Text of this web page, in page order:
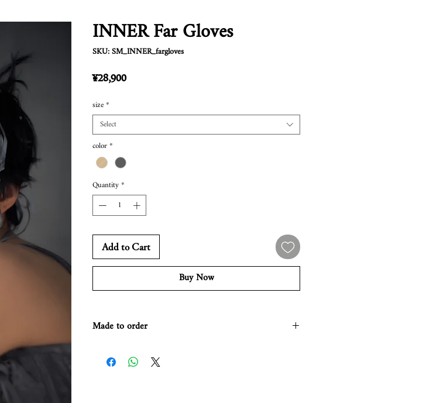
INNER Far Gloves
SKU: SM_INNER_fargloves
¥28,900Price
size*
Select
color*
Quantity*
Add to Cart
Buy Now
Made to order
す。